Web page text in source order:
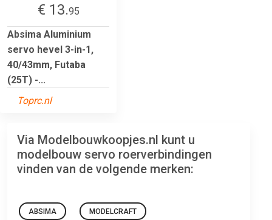
€ 13.95
Absima Aluminium
servo hevel 3-in-1,
40/43mm, Futaba
(25T) -...
Toprc.nl
Via Modelbouwkoopjes.nl kunt u
modelbouw servo roerverbindingen
vinden van de volgende merken:
ABSIMA MODELCRAFT